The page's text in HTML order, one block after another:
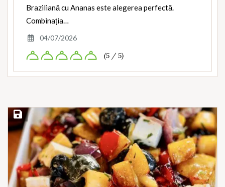
Braziliană cu Ananas este alegerea perfectă.
Combinația…
04/07/2026
(5 / 5)
Save Recipe